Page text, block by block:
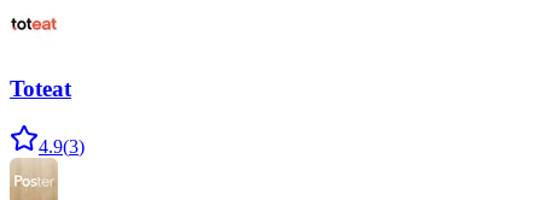
Toteat
4.9(3)